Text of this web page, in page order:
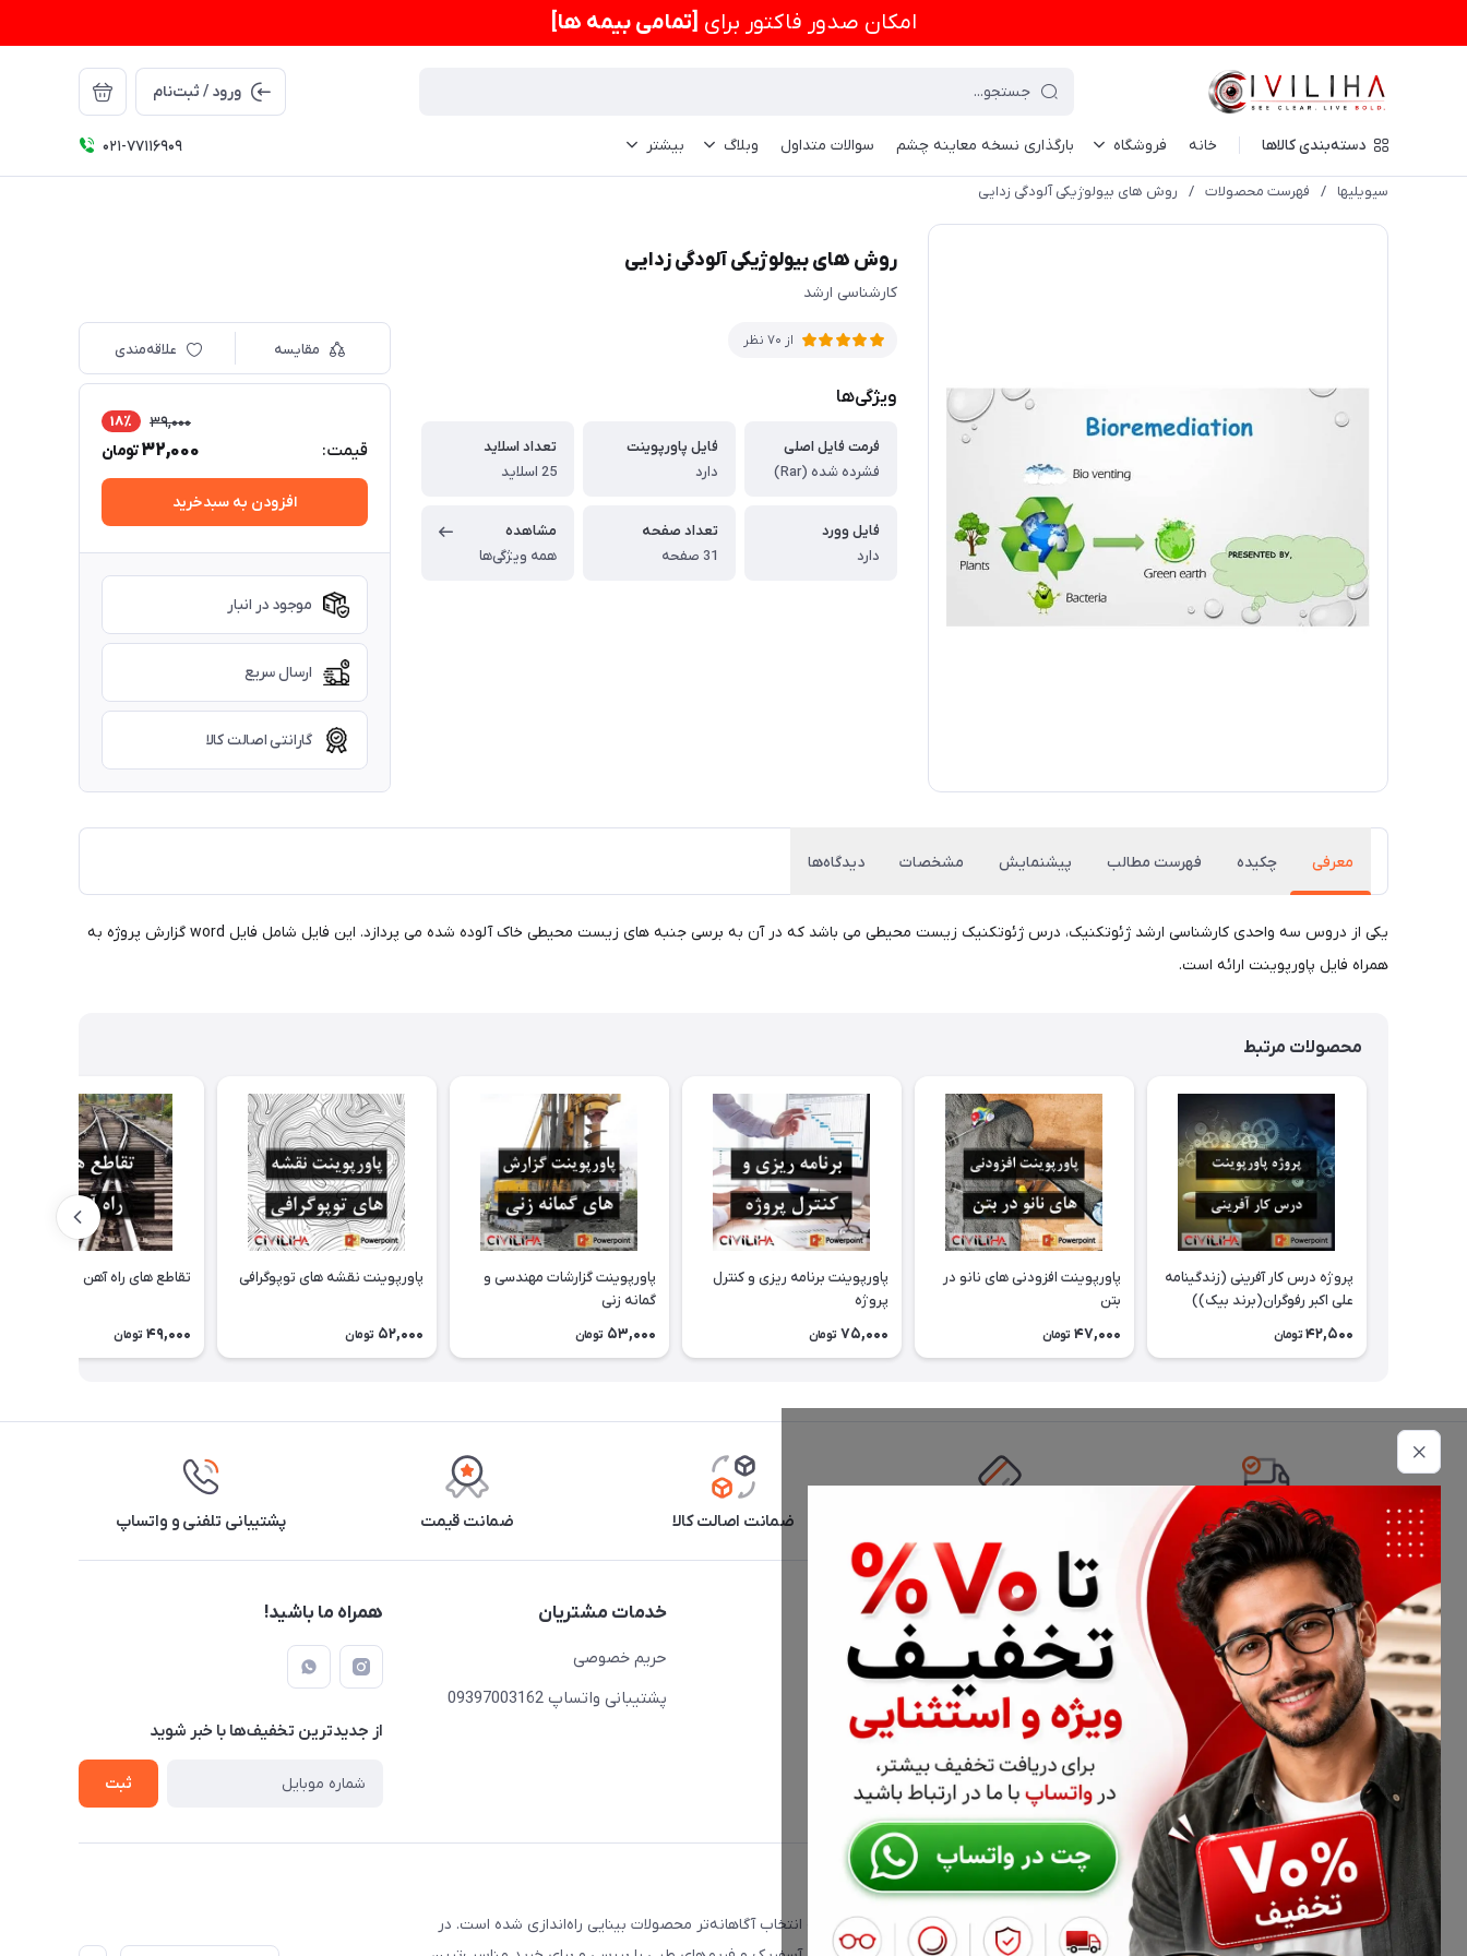
امكان صدور فاکتور برای [تمامی بیمه ها]
ورود / ثبت‌نام
دسته‌بندی کالاها خانه فروشگاه بارگذاری نسخه معاینه چشم سوالات متداول وبلاگ بیشتر 021-77116909
سیویلیها / فهرست محصولات / روش های بیولوژیکی آلودگی زدایی
روش های بیولوژیکی آلودگی زدایی
کارشناسی ارشد
از 70 نظر
ویژگی‌ها
فرمت فایل اصلی
فشرده شده (Rar)
فایل پاورپوینت
دارد
تعداد اسلاید
25 اسلاید
فایل وورد
دارد
تعداد صفحه
31 صفحه
مشاهده
همه ویژگی‌ها
مقایسه علاقه‌مندی
قیمت:
39,000 18٪
32,000تومان
افزودن به سبدخرید
موجود در انبار
ارسال سریع
گارانتی اصالت کالا
معرفی چکیده فهرست مطالب پیشنمایش مشخصات دیدگاه‌ها
یکی از دروس سه واحدی کارشناسی ارشد ژئوتکنیک، درس ژئوتکنیک زیست محیطی می باشد که در آن به برسی جنبه های زیست محیطی خاک آلوده شده می پردازد. این فایل شامل فایل word گزارش پروژه به
همراه فایل پاورپوینت ارائه است.
محصولات مرتبط
پروژه درس کار آفرینی (زندگینامه
علی اکبر رفوگران(برند بیک))
42,500 تومان
پاورپوینت افزودنی های نانو در
بتن
47,000 تومان
پاورپوینت برنامه ریزی و کنترل
پروژه
75,000 تومان
پاورپوینت گزارشات مهندسی و
گمانه زنی
53,000 تومان
پاورپوینت نقشه های توپوگرافی
52,000 تومان
تقاطع های راه آهن
49,000 تومان
تحویل اکسپرس ضمانت اصالت کالا ضمانت قیمت پشتیبانی تلفنی و واتساپ
اطلاعات تماس
02177116909
info@civiliha.com
ارسال فوری در تهران + ارسال به سراسر کشور
دسترسی سریع
حساب کاربری
مجله فروشگاه
لیست محصولات
درباره ما
خدمات مشتریان
حریم خصوصی
پشتیبانی واتساپ 09397003162
همراه ما باشید!
از جدید‌ترین تخفیف‌ها با‌ خبر شوید
ثبت
درباره فروشگاه عینک و عدسی سیویلیها
سیویلیها فروشگاه تخصصی عینک طبی، فریم عینک و عدسی عینک است که با هدف کمک به انتخاب آگاهانه‌تر محصولات بینایی راه‌اندازی شده است. در